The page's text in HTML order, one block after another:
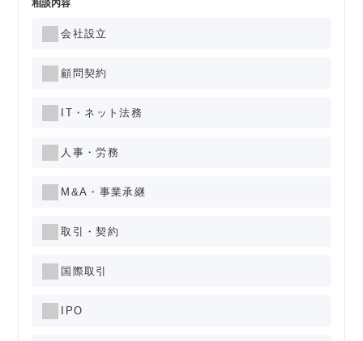
相談内容
会社設立
顧問契約
IT・ネット法務
人事・労務
M&A・事業承継
取引・契約
国際取引
IPO